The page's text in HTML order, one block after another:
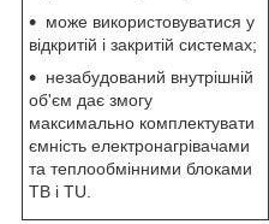
може використовуватися у
відкритій і закритій системах;
незабудований внутрішній
об'єм дає змогу
максимально комплектувати
ємність електронагрівачами
та теплообмінними блоками
TB і TU.